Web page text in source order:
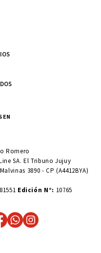
EN
Romero
SA. El Tribuno Jujuy
3890 - CP (A4412BYA)
Edición N°: 10765